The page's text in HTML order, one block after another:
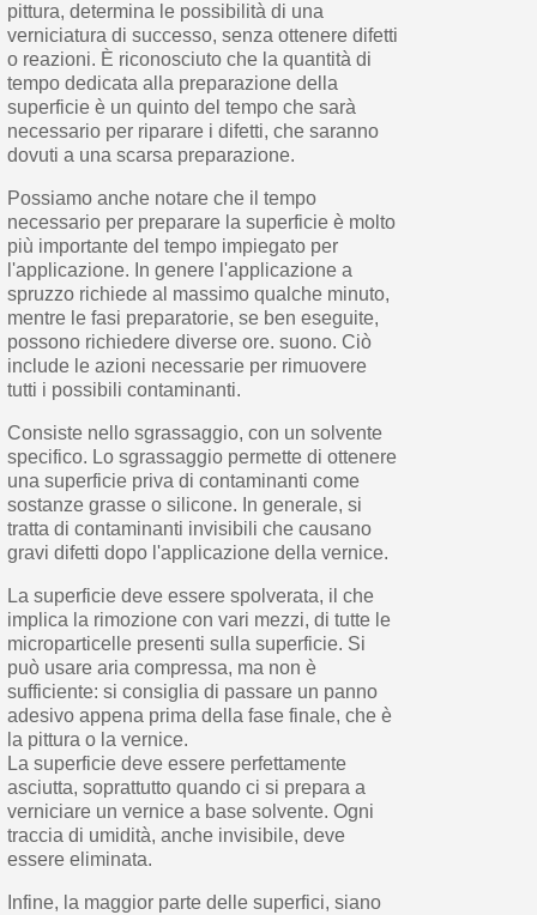
pittura, determina le possibilità di una
verniciatura di successo, senza ottenere difetti
o reazioni. È riconosciuto che la quantità di
tempo dedicata alla preparazione della
superficie è un quinto del tempo che sarà
necessario per riparare i difetti, che saranno
dovuti a una scarsa preparazione.
Possiamo anche notare che il tempo
necessario per preparare la superficie è molto
più importante del tempo impiegato per
l'applicazione. In genere l'applicazione a
spruzzo richiede al massimo qualche minuto,
mentre le fasi preparatorie, se ben eseguite,
possono richiedere diverse ore. suono. Ciò
include le azioni necessarie per rimuovere
tutti i possibili contaminanti.
Consiste nello sgrassaggio, con un solvente
specifico. Lo sgrassaggio permette di ottenere
una superficie priva di contaminanti come
sostanze grasse o silicone. In generale, si
tratta di contaminanti invisibili che causano
gravi difetti dopo l'applicazione della vernice.
La superficie deve essere spolverata, il che
implica la rimozione con vari mezzi, di tutte le
microparticelle presenti sulla superficie. Si
può usare aria compressa, ma non è
sufficiente: si consiglia di passare un panno
adesivo appena prima della fase finale, che è
la pittura o la vernice.
La superficie deve essere perfettamente
asciutta, soprattutto quando ci si prepara a
verniciare un vernice a base solvente. Ogni
traccia di umidità, anche invisibile, deve
essere eliminata.
Infine, la maggior parte delle superfici, siano